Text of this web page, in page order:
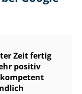
Zeit fertig
positiv